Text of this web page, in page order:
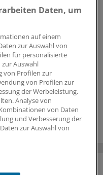
Leistungen,
haben dem
den Entwurf einer
medizinische
andere um. Ein
sich ändern soll.
Daten, um
auf einem
zur Auswahl von
für personalisierte
Auswahl
von Profilen zur
von Profilen zur
der Werbeleistung.
Analyse von
von Daten
und Verbesserung der
zur Auswahl von